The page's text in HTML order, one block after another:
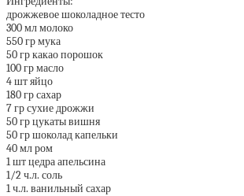
дрожжевое шоколадное тесто
300 мл молоко
550 гр мука
50 гр какао порошок
100 гр масло
4 шт яйцо
180 гр сахар
7 гр сухие дрожжи
50 гр цукаты вишня
50 гр шоколад капельки
40 мл ром
1 шт цедра апельсина
1/2 ч.л. соль
1 ч.л. ванильный сахар